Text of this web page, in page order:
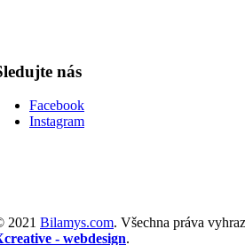
nás
Facebook
Instagram
2021 Bilamys.com. Všechna práva
- webdesign.